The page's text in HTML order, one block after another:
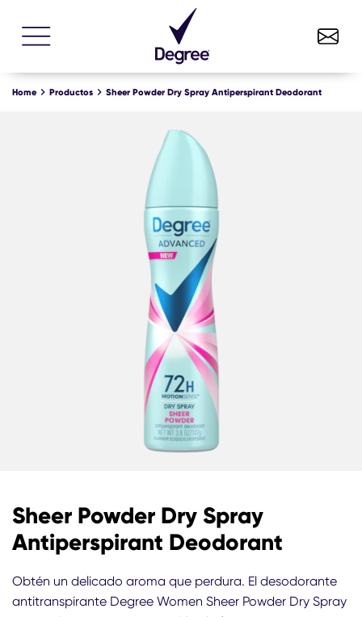
Home Productos Sheer Powder Dry Spray Antiperspirant Deodorant
Sheer Powder Dry Spray Antiperspirant Deodorant
Sheer Powder Dry Spray
Antiperspirant Deodorant
Obtén un delicado aroma que perdura. El desodorante
antitranspirante Degree Women Sheer Powder Dry Spray